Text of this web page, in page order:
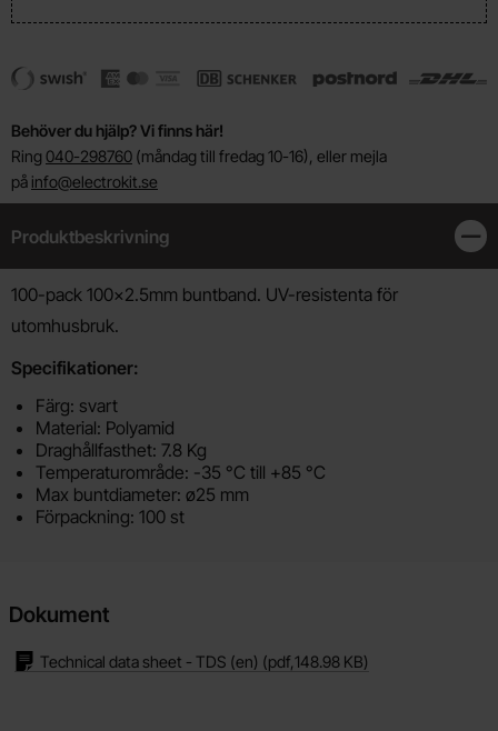
Behöver du hjälp? Vi finns här!
Ring 040-298760 (måndag till fredag 10-16), eller mejla
på info@electrokit.se
Produktbeskrivning
Produktbeskrivning
100-pack 100x2.5mm buntband. UV-resistenta för
utomhusbruk.
Specifikationer:
Färg: svart
Material: Polyamid
Draghållfasthet: 7.8 Kg
Temperaturområde: -35 °C till +85 °C
Max buntdiameter: ø25 mm
Förpackning: 100 st
Dokument
Technical data sheet - TDS (en) (pdf,148.98 KB)